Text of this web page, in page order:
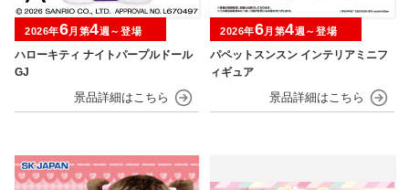
ハローキティ ナイトパープルドール
GJ
2026年6月第4週～登場
パペットスンスン インテリアミニフ
ィギュア
2026年6月第4週～登場